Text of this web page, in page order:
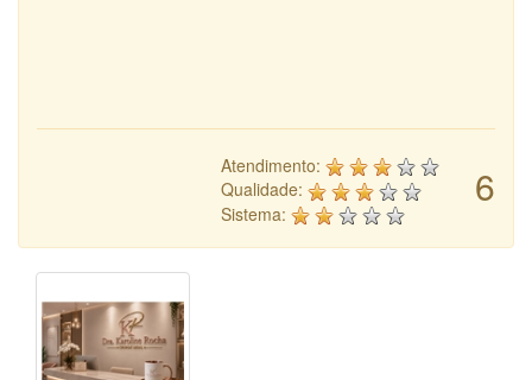
6
Atendimento:
Qualidade:
Sistema: